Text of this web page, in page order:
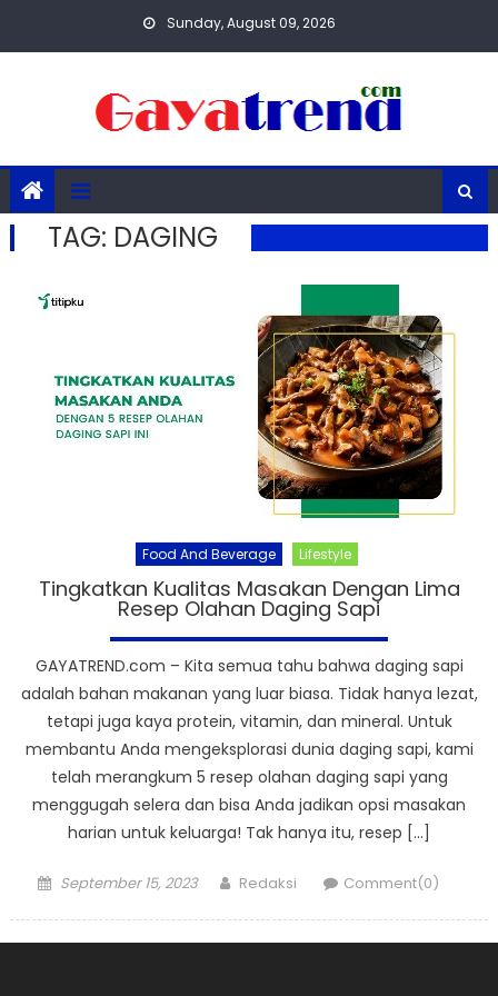
Sunday, August 09, 2026
TAG: DAGING
Food And Beverage Lifestyle
Tingkatkan Kualitas Masakan Dengan Lima
Resep Olahan Daging Sapi
GAYATREND.com – Kita semua tahu bahwa daging sapi
adalah bahan makanan yang luar biasa. Tidak hanya lezat,
tetapi juga kaya protein, vitamin, dan mineral. Untuk
membantu Anda mengeksplorasi dunia daging sapi, kami
telah merangkum 5 resep olahan daging sapi yang
menggugah selera dan bisa Anda jadikan opsi masakan
harian untuk keluarga! Tak hanya itu, resep […]
Posted
September 15, 2023 Author
Redaksi Comment(0)